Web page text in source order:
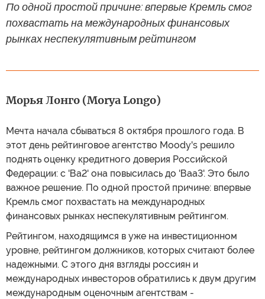
По одной простой причине: впервые Кремль смог
похвастать на международных финансовых
рынках неспекулятивным рейтингом
Морья Лонго (Morya Longo)
Мечта начала сбываться 8 октября прошлого года. В
этот день рейтинговое агентство Moody's решило
поднять оценку кредитного доверия Российской
Федерации: с 'Ва2' она повысилась до 'Ваа3'. Это было
важное решение. По одной простой причине: впервые
Кремль смог похвастать на международных
финансовых рынках неспекулятивным рейтингом.
Рейтингом, находящимся в уже на инвестиционном
уровне, рейтингом должников, которых считают более
надежными. С этого дня взгляды россиян и
международных инвесторов обратились к двум другим
международным оценочным агентствам -